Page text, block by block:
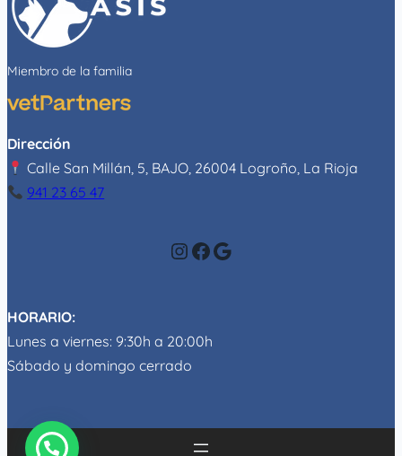
Miembro de la familia
Dirección
Calle San Millán, 5, BAJO, 26004 Logroño, La Rioja
941 23 65 47
InstagramFacebook Google
HORARIO:
Lunes a viernes: 9:30h a 20:00h
Sábado y domingo cerrado